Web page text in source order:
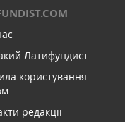
Латифундист
користування
редакції